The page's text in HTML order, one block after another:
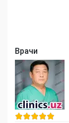
Врачи